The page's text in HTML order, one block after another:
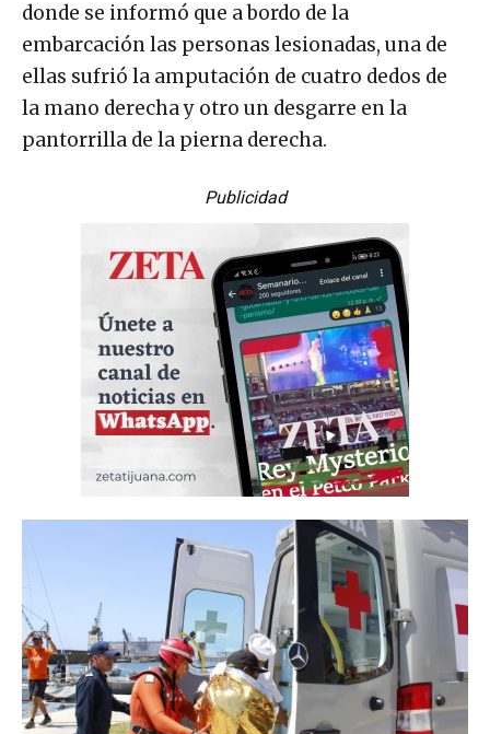
donde se informó que a bordo de la
embarcación las personas lesionadas, una de
ellas sufrió la amputación de cuatro dedos de
la mano derecha y otro un desgarre en la
pantorrilla de la pierna derecha.
Publicidad